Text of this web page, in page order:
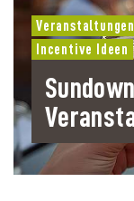
Veranstaltungen
Incentive Ideen